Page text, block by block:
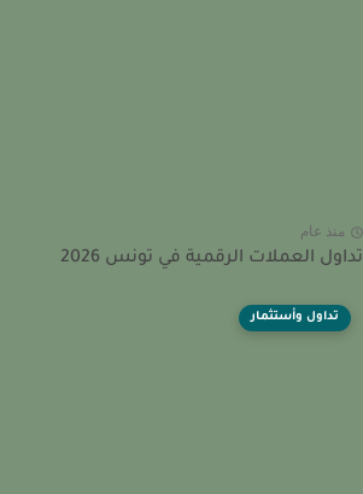
عام
العملات الرقمية في تونس 2026
تداول وأستثمار